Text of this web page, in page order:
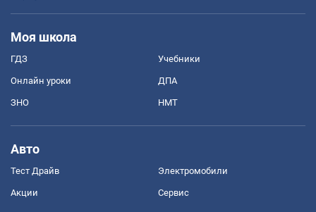
Моя школа
ГДЗ Учебники
Онлайн уроки ДПА
ЗНО НМТ
Авто
Тест Драйв Электромобили
Акции Сервис